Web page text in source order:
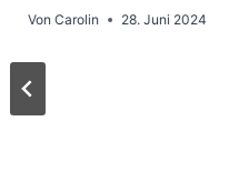
Von Carolin 28. Juni 2024